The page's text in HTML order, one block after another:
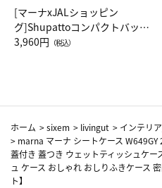
[マーナxJALショッピン
グ]Shupattoコンパクトバッグ
Drop JAL客室乗務員（LC）ス
3,960円 （税込）
ホーム >sixem > livingut > インテリ
> marna マーナ シートケース
蓋付き 蓋つき ウェットティッシュケ
ュ ケース おしゃれ おしりふきケース
ト】